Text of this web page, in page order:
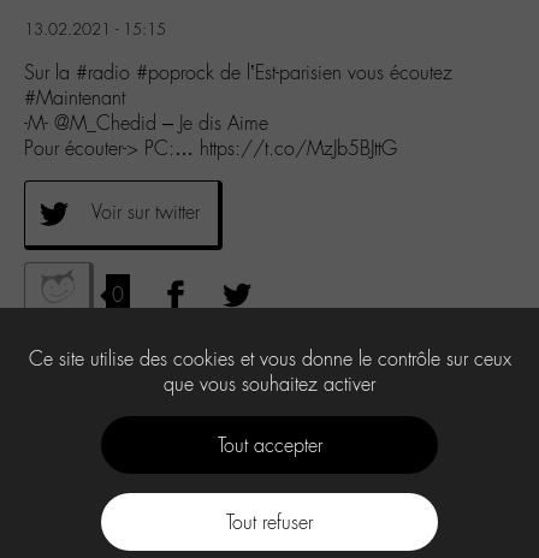
13.02.2021 - 15:15
Sur la #radio #poprock de l’Est-parisien vous écoutez
#Maintenant
-M- @M_Chedid – Je dis Aime
Pour écouter-> PC:… https://t.co/MzJb5BJttG
Voir sur twitter
0
Ce site utilise des cookies et vous donne le contrôle sur ceux
que vous souhaitez activer
Tout accepter
Tout refuser